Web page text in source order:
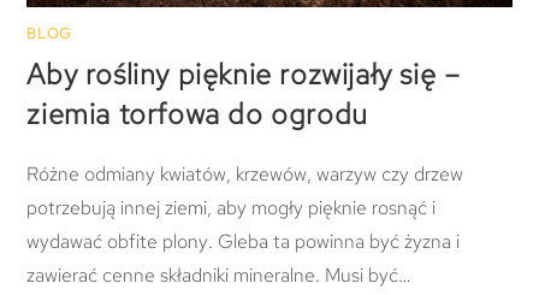
BLOG
Aby rośliny pięknie rozwijały się –
ziemia torfowa do ogrodu
Różne odmiany kwiatów, krzewów, warzyw czy drzew
potrzebują innej ziemi, aby mogły pięknie rosnąć i
wydawać obfite plony. Gleba ta powinna być żyzna i
zawierać cenne składniki mineralne. Musi być…